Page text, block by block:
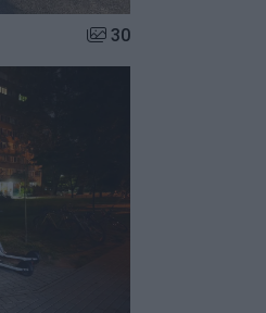
Liczba zdjęć w galerii:
30